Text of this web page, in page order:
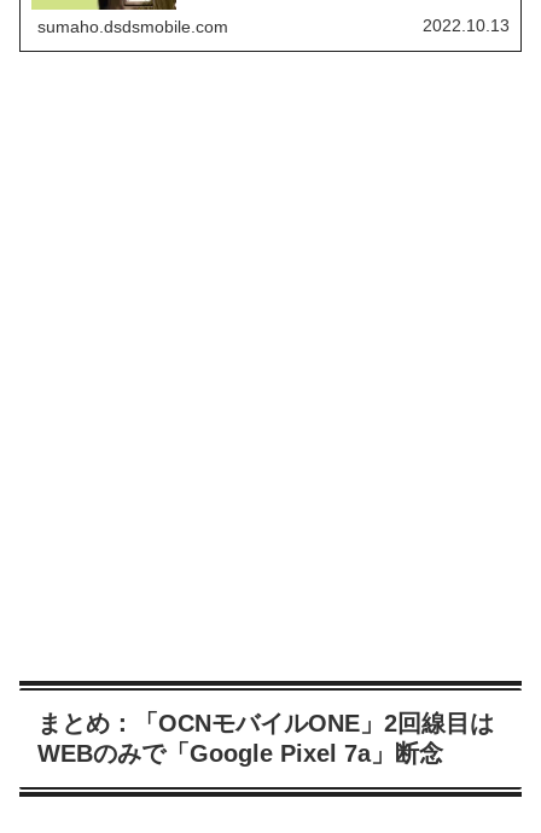
ーが、Google Tensor G2 に、グレードアップした、Pixel
7 シリーズの、スペック仕様に、迫ってみます。
sumaho.dsdsmobile.com 2022.10.13
まとめ：「OCNモバイルONE」2回線目は
WEBのみで「Google Pixel 7a」断念